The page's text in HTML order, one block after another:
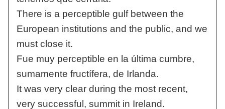
There is a perceptible gulf between the
European institutions and the public, and we
must close it.
Fue muy perceptible en la última cumbre,
sumamente fructífera, de Irlanda.
It was very clear during the most recent,
very successful, summit in Ireland.